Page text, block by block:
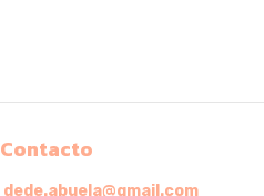
Contacto
dede.abuela@gmail.com